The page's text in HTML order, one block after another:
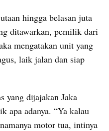
hingga belasan juta
mengatakan unit yang
laik jalan dan siap
yang dijajakan Jaka
apa adanya. “Ya kalau
motor tua, intinya